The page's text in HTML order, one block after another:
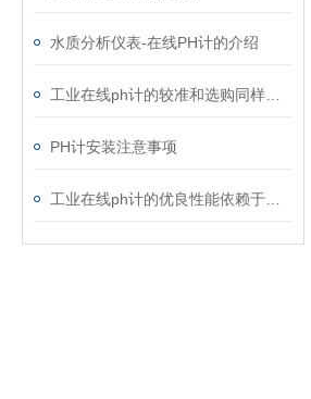
水质分析仪表-在线PH计的介绍
PH计安装注意事项